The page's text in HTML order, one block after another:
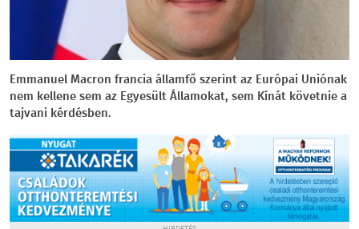
Emmanuel Macron francia államfő szerint az Európai Uniónak
nem kellene sem az Egyesült Államokat, sem Kínát követnie a
tajvani kérdésben.